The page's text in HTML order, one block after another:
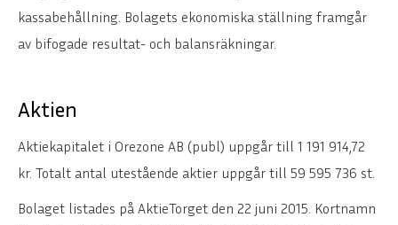
kassabehållning. Bolagets ekonomiska ställning framgår
av bifogade resultat- och balansräkningar.
Aktien
Aktiekapitalet i Orezone AB (publ) uppgår till 1 191 914,72
kr. Totalt antal utestående aktier uppgår till 59 595 736 st.
Bolaget listades på AktieTorget den 22 juni 2015. Kortnamn